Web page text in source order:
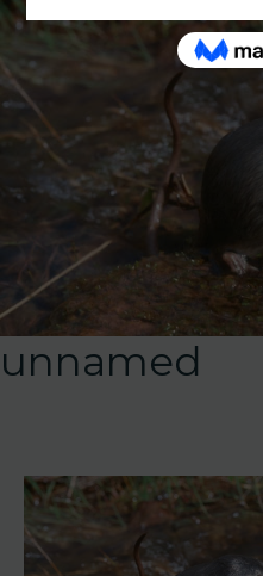
unnamed